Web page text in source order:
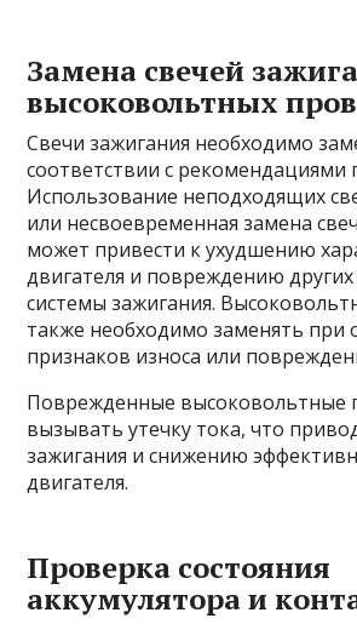
Замена свечей
высоковольтных
Свечи зажигания необходимо
соответствии с рекомендациями
Использование неподходящих
или несвоевременная замена
может привести к ухудшению
двигателя и повреждению
системы зажигания.
также необходимо заменять при
признаков износа или
Поврежденные высоковольтные
вызывать утечку тока, что
зажигания и снижению
двигателя.
Проверка состояния
аккумулятора и